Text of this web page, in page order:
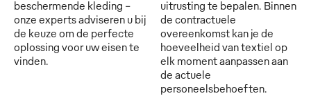
beschermende kleding -
onze experts adviseren u bij
de keuze om de perfecte
oplossing voor uw eisen te
vinden.
uitrusting te bepalen. Binnen
de contractuele
overeenkomst kan je de
hoeveelheid van textiel op
elk moment aanpassen aan
de actuele
personeelsbehoeften.